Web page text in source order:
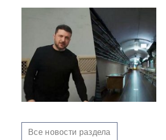
фигура для переговоров по
У гольф-клуба Трампа
задержали мужчину с
оружием и записями о Белом
доме
«Глупость и
безответственность»:
взрыва в московском
ресторане
Все новости раздела